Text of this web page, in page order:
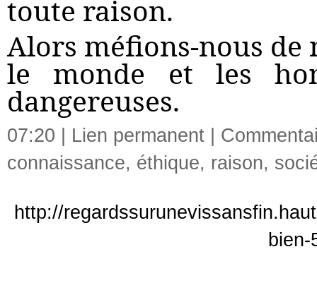
toute raison.
Alors méfions-nous de
le monde et les
dangereuses.
07:20 | Lien permanent
connaissance, éthique, raison,
http://
bien-